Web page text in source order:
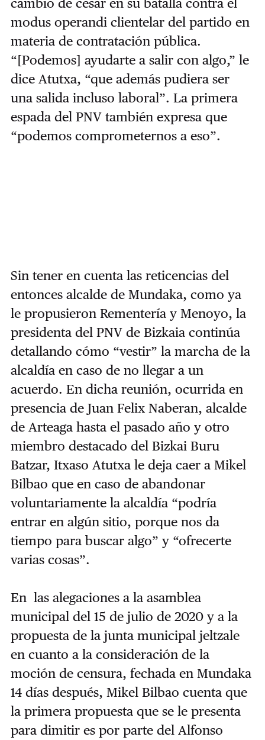
modus operandi clientelar del partido en
materia de contratación pública.
“[Podemos] ayudarte a salir con algo,” le
dice Atutxa, “que además pudiera ser
una salida incluso laboral”. La primera
espada del PNV también expresa que
“podemos comprometernos a eso”.
Sin tener en cuenta las reticencias del
entonces alcalde de Mundaka, como ya
le propusieron Rementería y Menoyo, la
presidenta del PNV de Bizkaia continúa
detallando cómo “vestir” la marcha de la
alcaldía en caso de no llegar a un
acuerdo. En dicha reunión, ocurrida en
presencia de Juan Felix Naberan, alcalde
de Arteaga hasta el pasado año y otro
miembro destacado del Bizkai Buru
Batzar, Itxaso Atutxa le deja caer a Mikel
Bilbao que en caso de abandonar
voluntariamente la alcaldía “podría
entrar en algún sitio, porque nos da
tiempo para buscar algo” y “ofrecerte
varias cosas”.
En las alegaciones a la asamblea
municipal del 15 de julio de 2020 y a la
propuesta de la junta municipal jeltzale
en cuanto a la consideración de la
moción de censura, fechada en Mundaka
14 días después, Mikel Bilbao cuenta que
la primera propuesta que se le presenta
para dimitir es por parte del Alfonso